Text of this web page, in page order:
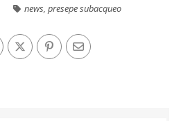
news,presepe subacqueo